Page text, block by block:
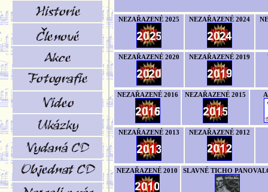
NEZAŘAZENÉ 2025 NEZAŘAZENÉ 2024
NEZAŘAZENÉ 2020 NEZAŘAZENÉ 2019
NEZAŘAZENÉ 2016 NEZAŘAZENÉ 2015
NEZAŘAZENÉ 2013 NEZAŘAZENÉ 2012
NEZAŘAZENÉ 2010 SLAVNÉ TICHO